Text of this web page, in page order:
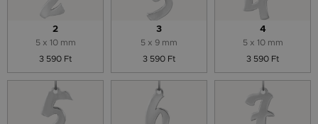
2
5 x 10 mm
3 590 Ft
3
5 x 9 mm
3 590 Ft
4
5 x 10 mm
3 590 Ft